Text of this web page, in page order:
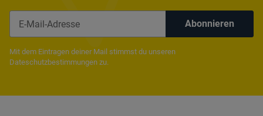
Abonnieren
Mit dem Eintragen deiner Mail stimmst du unseren
Dateschutzbestimmungen zu.